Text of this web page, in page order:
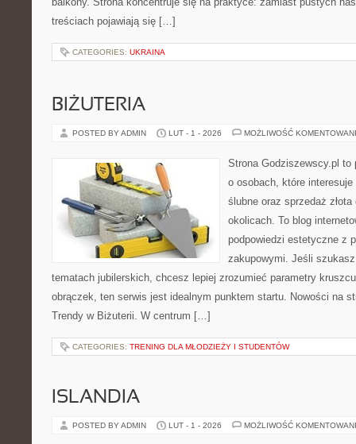
treściach pojawiają się […]
CATEGORIES: UKRAINA
BIŻUTERIA
POSTED BY ADMIN LUT - 1 - 2026 MOŻLIWOŚĆ
Strona Godziszewscy.pl
o osobach, które
ślubne oraz sprzedaż
okolicach. To blog
podpowiedzi estetyczne z
zakupowymi. Jeśli
tematach jubilerskich, chcesz lepiej zrozumieć parametry
obrączek, ten serwis jest idealnym punktem startu. Nowości na
Trendy w Biżuterii. W centrum […]
CATEGORIES: TRENING DLA MŁODZIEŻY I STUDENTÓW
ISLANDIA
POSTED BY ADMIN LUT - 1 - 2026 MOŻLIWOŚĆ